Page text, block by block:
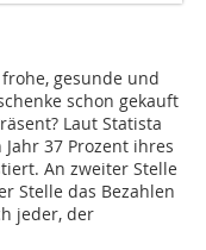
gesunde und
schon gekauft
Laut Statista
37 Prozent ihres
An zweiter Stelle
Stelle das Bezahlen
jeder, der